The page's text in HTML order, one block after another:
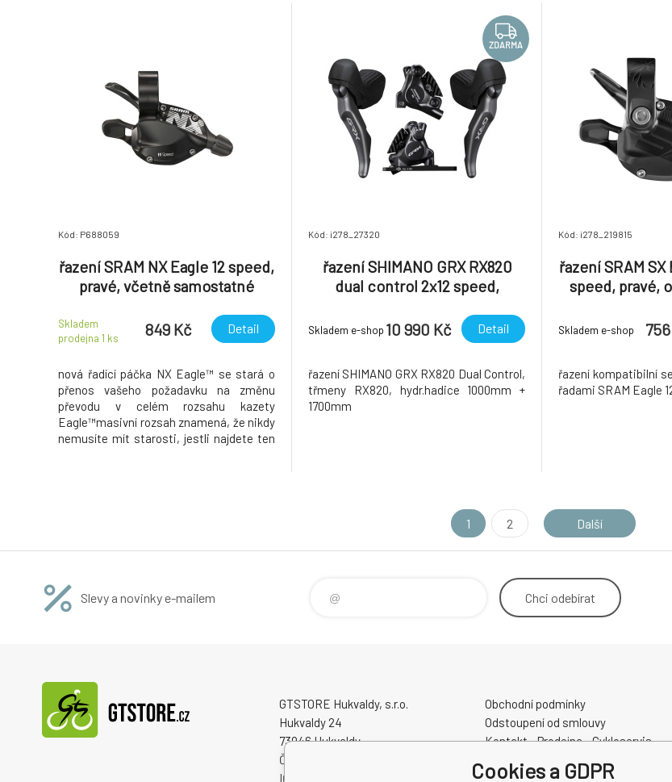
Kód: P688059
řazení SRAM NX Eagle 12 speed,
pravé, včetně samostatné
Skladem
prodejna 1 ks 849 Kč Detail
nová řadící páčka NX Eagle™ se stará o
přenos vašeho požadavku na změnu
převodu v celém rozsahu kazety
Eagle™masivní rozsah znamená, že nikdy
nemusíte mít starosti, jestli najdete ten
ZDARMA
Kód: i278_27320
řazení SHIMANO GRX RX820
dual control 2x12 speed,
Skladem e-shop 10 990 Kč Detail
řazení SHIMANO GRX RX820 Dual Control,
třmeny RX820, hydr.hadice 1000mm +
1700mm
Kód: i278_219815
řazení SRAM SX
speed, pravé,
Skladem e-shop
řazení kompatibilní
řadami SRAM Eagle
1 2 Další
Slevy a novinky e-mailem Chci odebírat
GTSTORE Hukvaldy, s.r.o.
Hukvaldy 24
73946 Hukvaldy
Česká republika
IČO: 22259848
Obchodní podmínky
Odstoupení od smlouvy
Kontakt - Prodejna - Cykloservis
Slevové a dárkové poukazy
Cookies a GDPR